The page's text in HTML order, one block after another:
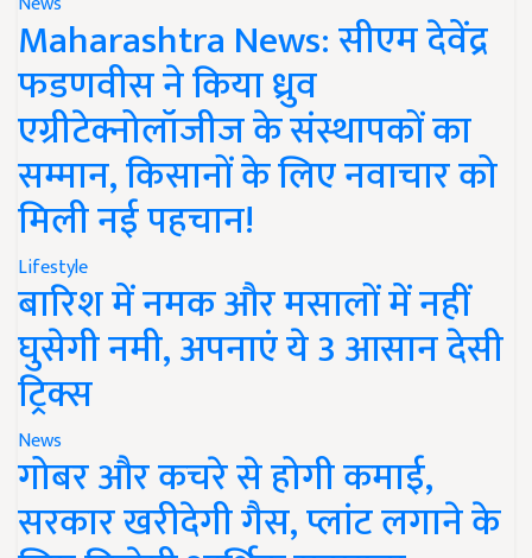
Maharashtra News: सीएम देवेंद्र
फडणवीस ने किया ध्रुव
एग्रीटेक्नोलॉजीज के संस्थापकों का
सम्मान, किसानों के लिए नवाचार को
मिली नई पहचान!
Lifestyle
बारिश में नमक और मसालों में नहीं
घुसेगी नमी, अपनाएं ये 3 आसान देसी
ट्रिक्स
News
गोबर और कचरे से होगी कमाई,
सरकार खरीदेगी गैस, प्लांट लगाने के